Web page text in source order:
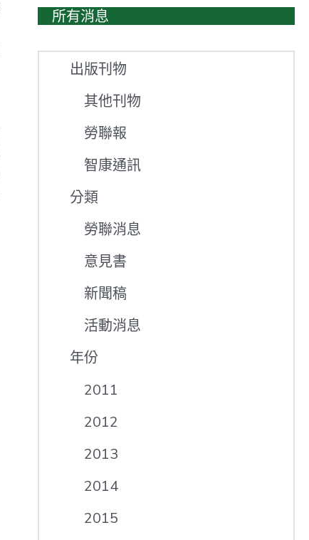
所有消息
出版刊物
其他刊物
勞聯報
智康通訊
分類
勞聯消息
意見書
新聞稿
活動消息
年份
2011
2012
2013
2014
2015